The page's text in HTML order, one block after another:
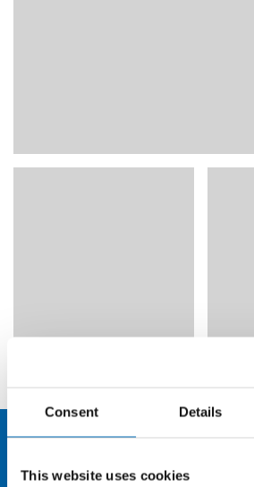
Consent Details
This website uses cookies
© Art/